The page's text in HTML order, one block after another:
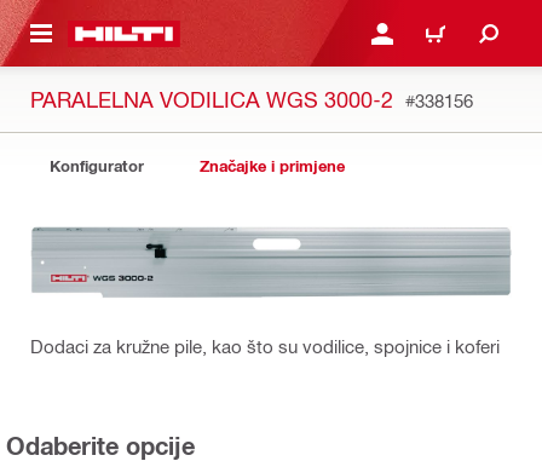
GLAVNI SADRŽAJ PRIJAVI SE ILI SE
KOŠARICA
PARALELNA VODILICA WGS 3000-2 #338156
Konfigurator Značajke i primjene
Dodaci za kružne pile, kao što su vodilice, spojnice i koferi
Odaberite opcije